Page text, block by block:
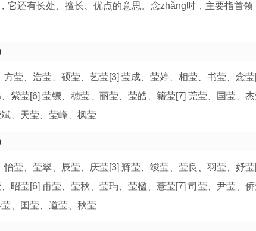
它还有长处、擅长、优点的意思。念zhǎng时，主要指首
莹、浩莹、硕莹、艺莹[3] 莹成、莹婷、相莹、书莹、念
紫莹[6] 莹镖、穗莹、丽莹、莹皓、籍莹[7] 莞莹、国莹、
、天莹、莹峰、枫莹
莹、莹翠、辰莹、庆莹[3] 辉莹、竣莹、莹良、羽莹、妤
昭莹[6] 甫莹、莹秋、莹玙、莹楹、薏莹[7] 司莹、尹莹、
、囯莹、道莹、秋莹